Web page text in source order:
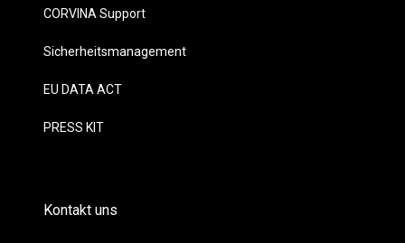
CORVINA Support
Sicherheitsmanagement
EU DATA ACT
PRESS KIT
Kontakt uns